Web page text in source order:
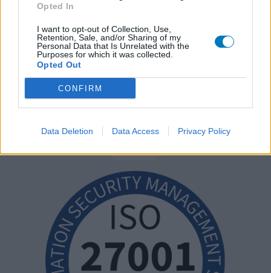
Opted In
I want to opt-out of Collection, Use,
Retention, Sale, and/or Sharing of my
Personal Data that Is Unrelated with the
Purposes for which it was collected.
Opted Out
CONFIRM
Data Deletion Data Access Privacy Policy